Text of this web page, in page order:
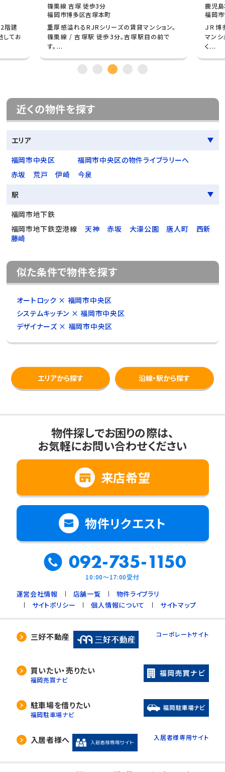
階建
してお
篠栗線 吉塚 徒歩3分
福岡市博多区吉塚本町
重厚感溢れるRJRシリーズの賃貸マンション。
篠栗線 / 吉塚駅 徒歩3分。吉塚駅目の前で
す。...
鹿児
福岡
ＪＲ
マンシ
く...
近くの物件を探す
エリア
福岡市中央区
福岡市中央区の物件ライブラリーへ
赤坂
荒戸 伊崎
今泉
駅
福岡市地下鉄
福岡市地下鉄空港線
天神 赤坂 大濠公園 唐人町
西新
藤崎
似た条件で物件を探す
オートロック × 福岡市中央区
システムキッチン × 福岡市中央区
デザイナーズ × 福岡市中央区
エリアから探す 沿線・駅から探す
物件探しでお困りの際は、
お気軽にお問い合わせください
来店希望
物件リクエスト
092-735-1150
10:00～17:00受付
運営会社情報 店舗一覧
物件ライブラリ
サイトポリシー
個人情報について サイトマップ
三好不動産 コーポレートサイト
買いたい・売りたい
福岡売買ナビ
駐車場を借りたい
福岡駐車場ナビ
入居者様へ 入居者様専用サイト